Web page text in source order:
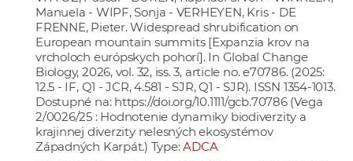
Manuela - WIPF, Sonja - VERHEYEN, Kris - DE
FRENNE, Pieter. Widespread shrubification on
European mountain summits [Expanzia krov na
vrcholoch európskych pohorí]. In Global Change
Biology, 2026, vol. 32, iss. 3, article no. e70786. (2025:
12.5 - IF, Q1 - JCR, 4.581 - SJR, Q1 - SJR). ISSN 1354-1013.
Dostupné na: https://doi.org/10.1111/gcb.70786(Vega
2/0026/25 : Hodnotenie dynamiky biodiverzity a
krajinnej diverzity nelesných ekosystémov
Západných Karpát.) Type:ADCA